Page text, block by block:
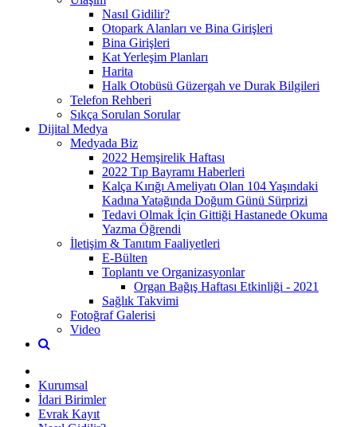
Nasıl Gidilir?
Otopark Alanları ve Bina Girişleri
Bina Girişleri
Kat Yerleşim Planları
Harita
Halk Otobüsü Güzergah ve Durak Bilgileri
Telefon Rehberi
Sıkça Sorulan Sorular
Dijital Medya
Medyada Biz
2022 Hemşirelik Haftası
2022 Tıp Bayramı Haberleri
Kalça Kırığı Ameliyatı Olan 104 Yaşındaki
Kadına Yatağında Doğum Günü Sürprizi
Tedavi Olmak İçin Gittiği Hastanede Okuma
Yazma Öğrendi
İletişim & Tanıtım Faaliyetleri
E-Bülten
Toplantı ve Organizasyonlar
Organ Bağış Haftası Etkinliği - 2021
Sağlık Takvimi
Fotoğraf Galerisi
Video
Kurumsal
İdari Birimler
Evrak Kayıt